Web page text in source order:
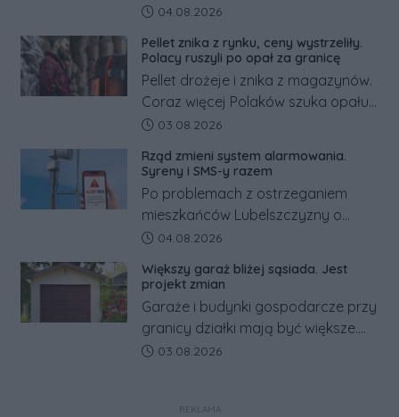
pracowników podwyżka płacy
tym zmianom zyskają.
Data dodania artykułu:
04.08.2026
Pellet znika z rynku, ceny wystrzeliły.
Polacy ruszyli po opał za granicę
Pellet drożeje i znika z magazynów.
Coraz więcej Polaków szuka opału
za granicą, gdzie bywa nawet
Co się dzieje?
Data dodania artykułu:
03.08.2026
Rząd zmieni system alarmowania.
Syreny i SMS-y razem
Po problemach z ostrzeganiem
mieszkańców Lubelszczyzny o
rosyjskim zagrożeniu rząd
alarmowych, alertów RCB i aplikacji
w jeden system.
Data dodania artykułu:
04.08.2026
Większy garaż bliżej sąsiada. Jest
projekt zmian
Garaże i budynki gospodarcze przy
granicy działki mają być większe.
Projekt zaostrza też zasady
Data dodania artykułu:
03.08.2026
REKLAMA